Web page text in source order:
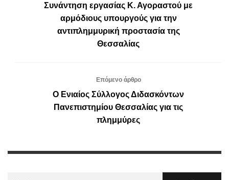
Συνάντηση εργασίας Κ. Αγοραστού με
αρμόδιους υπουργούς για την
αντιπλημμυρική προστασία της
Θεσσαλίας
Επόμενο άρθρο
Ο Ενιαίος Σύλλογος Διδασκόντων
Πανεπιστημίου Θεσσαλίας για τις
πλημμύρες